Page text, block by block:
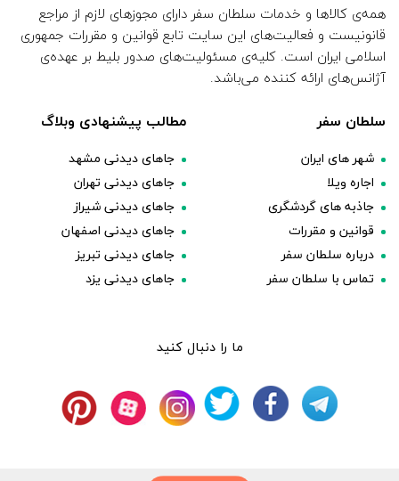
همه‌ی کالاها و خدمات سلطان سفر دارای مجوزهای لازم از مراجع
قانونیست و فعالیت‌های این سایت تابع قوانین و مقررات جمهوری
اسلامی ایران است. کلیه‌ی مسئولیت‌های صدور بلیط بر عهده‌ی
آژانس‌های ارائه کننده می‌باشد.
سلطان سفر
شهر های ایران
اجاره ویلا
جاذبه های گردشگری
قوانین و مقررات
درباره سلطان سفر
تماس با سلطان سفر
مطالب پیشنهادی وبلاگ
جاهای دیدنی مشهد
جاهای دیدنی تهران
جاهای دیدنی شیراز
جاهای دیدنی اصفهان
جاهای دیدنی تبریز
جاهای دیدنی یزد
ما را دنبال کنید